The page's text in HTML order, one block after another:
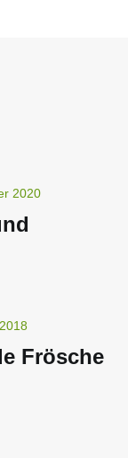
2020
Frösche